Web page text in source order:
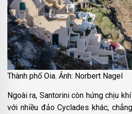
Thành phố Oia. Ảnh: Norbert Nagel
Ngoài ra, Santorini còn hứng chịu
với nhiều đảo Cyclades khác,